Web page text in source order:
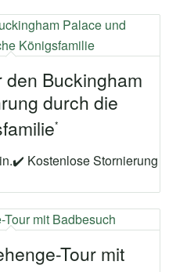
den Buckingham
durch die
✔ Kostenlose Stornierung
Tour mit